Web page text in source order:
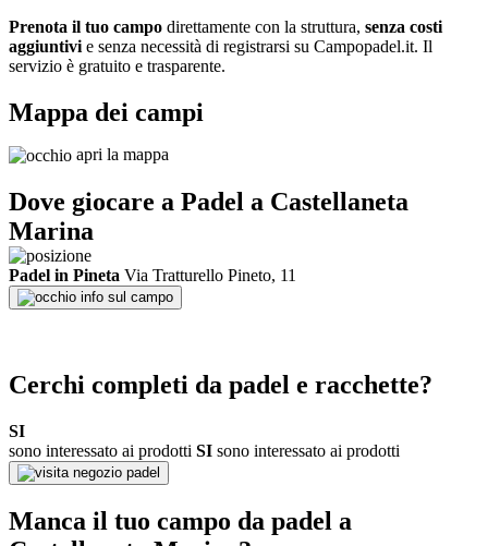
Prenota il tuo campo direttamente con la struttura, senza costi
aggiuntivi e senza necessità di registrarsi su Campopadel.it. Il
servizio è gratuito e trasparente.
Mappa dei campi
apri la mappa
Dove giocare a Padel a Castellaneta
Marina
Padel in Pineta Via Tratturello Pineto, 11
info sul campo
Cerchi completi da padel e racchette?
SI
sono interessato ai prodotti SI sono interessato ai prodotti
negozio padel
Manca il tuo campo da padel a